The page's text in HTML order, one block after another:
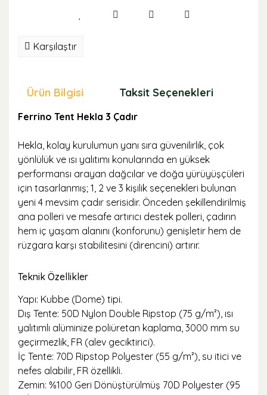
Karşılaştır
Ürün Bilgisi Taksit Seçenekleri
Ferrino Tent Hekla 3 Çadır
Hekla, kolay kurulumun yanı sıra güvenilirlik, çok
yönlülük ve ısı yalıtımı konularında en yüksek
performansı arayan dağcılar ve doğa yürüyüşçüleri
için tasarlanmış; 1, 2 ve 3 kişilik seçenekleri bulunan
yeni 4 mevsim çadır serisidir. Önceden şekillendirilmiş
ana polleri ve mesafe artırıcı destek polleri, çadırın
hem iç yaşam alanını (konforunu) genişletir hem de
rüzgara karşı stabilitesini (direncini) artırır.
Teknik Özellikler
Yapı: Kubbe (Dome) tipi.
Dış Tente: 50D Nylon Double Ripstop (75 g/m²), ısı
yalıtımlı alüminize poliüretan kaplama, 3000 mm su
geçirmezlik, FR (alev geciktirici).
İç Tente: 70D Ripstop Polyester (55 g/m²), su itici ve
nefes alabilir, FR özellikli.
Zemin: %100 Geri Dönüştürülmüş 70D Polyester (95